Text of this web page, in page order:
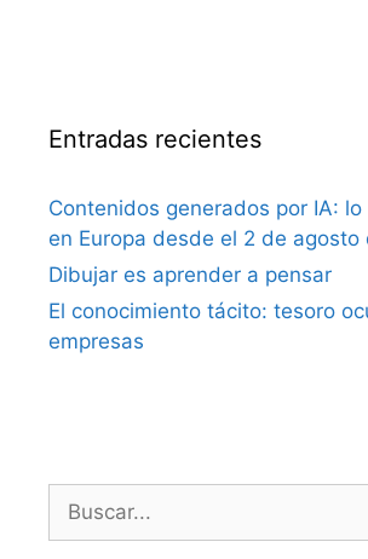
Entradas recientes
Contenidos generados por IA:
en Europa desde el 2 de agosto
Dibujar es aprender a pensar
El conocimiento tácito: tesoro
empresas